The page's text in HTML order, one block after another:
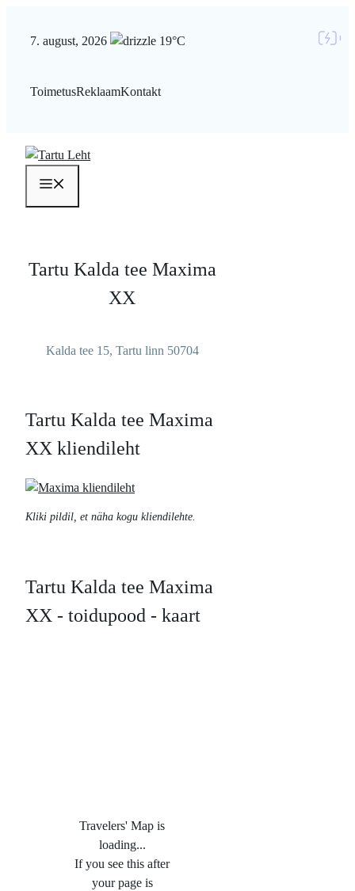
7. august, 2026 19°C
ToimetusReklaamKontakt
Tartu Kalda tee Maxima
XX
Kalda tee 15, Tartu linn 50704
Tartu Kalda tee Maxima
XX kliendileht
Kliki pildil, et näha kogu kliendilehte.
Tartu Kalda tee Maxima
XX - toidupood - kaart
Travelers' Map is
loading...
If you see this after
your page is